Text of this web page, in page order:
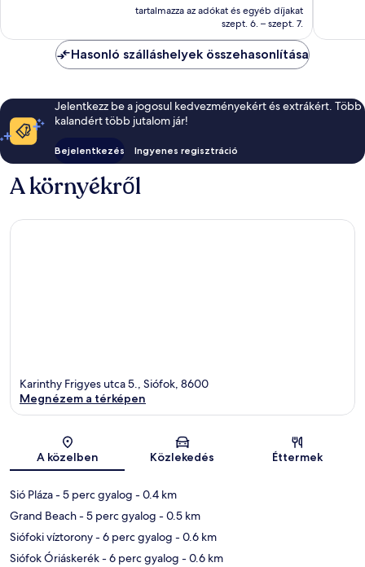
ár
27 834 Ft
tartalmazza az adókat és egyéb díjakat
szept. 6. – szept. 7.
Hasonló szálláshelyek összehasonlítása
Jelentkezz be a jogosul kedvezményekért és extrákért. Több
kalandért több jutalom jár!
Bejelentkezés Ingyenes regisztráció
A környékről
Térkép
Karinthy Frigyes utca 5., Siófok, 8600
Megnézem a térképen
A közelben Közlekedés Éttermek
Sió Pláza- 5 perc gyalog - 0.4 km
Grand Beach- 5 perc gyalog - 0.5 km
Siófoki víztorony- 6 perc gyalog - 0.6 km
Siófok Óriáskerék- 6 perc gyalog - 0.6 km